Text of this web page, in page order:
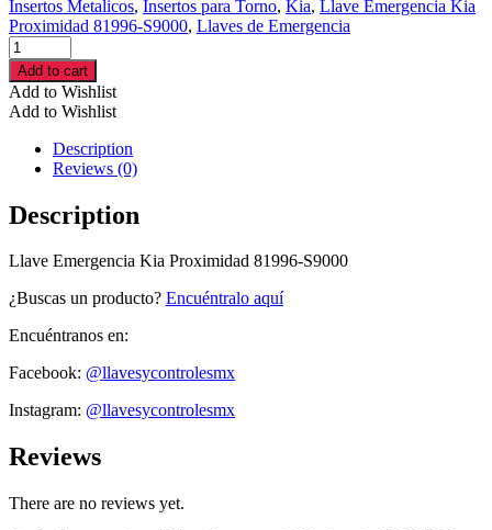
Insertos Metalicos, Insertos para Torno, Kia, Llave Emergencia Kia
Proximidad 81996-S9000, Llaves de Emergencia
Llave
Emergencia
Kia
Proximidad
81996-
S9000
cantidad
Add to cart
Add to Wishlist
Add to Wishlist
Description
Reviews (0)
Description
Llave Emergencia Kia Proximidad 81996-S9000
¿Buscas un producto? Encuéntralo aquí
Encuéntranos en:
Facebook: @llavesycontrolesmx
Instagram: @llavesycontrolesmx
Reviews
There are no reviews yet.